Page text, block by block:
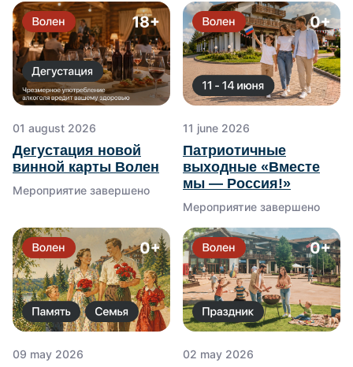
01 august 2026
Дегустация новой
винной карты Волен
Мероприятие завершено
11 june 2026
Патриотичные
выходные «Вместе
мы — Россия!»
Мероприятие завершено
09 may 2026 02 may 2026
Адрес
141840, Россия, Московская область,
г.Дмитров, г. Яхрома, ул Троицкая, д.1
Контакты
+7 495 161-61-
30
info@volen.ru
Для инфлюенсеров
Для мероприятий и партнеров
Задать вопрос
Мы в социальных сетях